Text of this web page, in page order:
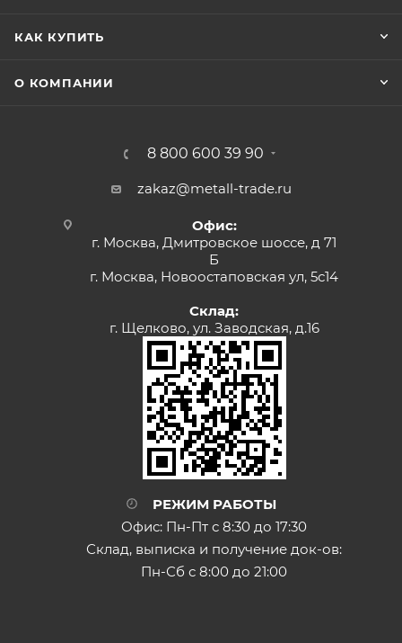
КАК КУПИТЬ
О КОМПАНИИ
8 800 600 39 90
zakaz@metall-trade.ru
Офис:
г. Москва, Дмитровское шоссе, д 71
Б
г. Москва, Новоостаповская ул, 5с14
Склад:
г. Щелково, ул. Заводская, д.16
РЕЖИМ РАБОТЫ
Офис: Пн-Пт с 8:30 до 17:30
Склад, выписка и получение док-ов:
Пн-Сб с 8:00 до 21:00